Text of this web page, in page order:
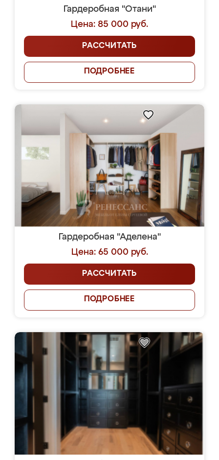
Гардеробная "Отани"
Цена: 85 000 руб.
РАССЧИТАТЬ
ПОДРОБНЕЕ
Гардеробная "Аделена"
Цена: 65 000 руб.
РАССЧИТАТЬ
ПОДРОБНЕЕ